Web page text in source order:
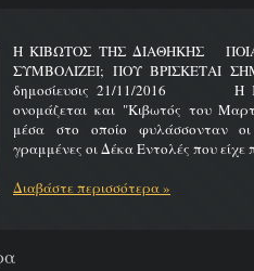
Η ΚΙΒΩΤΟΣ ΤΗΣ ΔΙΑΘΗΚΗΣ
ΣΥΜΒΟΛΙΖΕΙ; ΠΟΥ
δημοσίευσις 21/11/2016 Η
ονομάζεται και "Κιβωτός του
μέσα στο οποίο φυλάσσονταν
γραμμένες οι Δέκα Εντολές που είχε
Διαβάστε περισσότερα »